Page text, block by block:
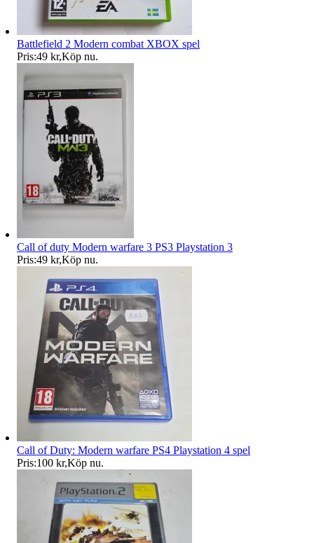
Battlefield 2 Modern combat XBOX spel
Pris:49 kr,Köp nu.
Call of duty Modern warfare 3 PS3 Playstation 3
Pris:49 kr,Köp nu.
Call of Duty: Modern warfare PS4 Playstation 4 spel
Pris:100 kr,Köp nu.